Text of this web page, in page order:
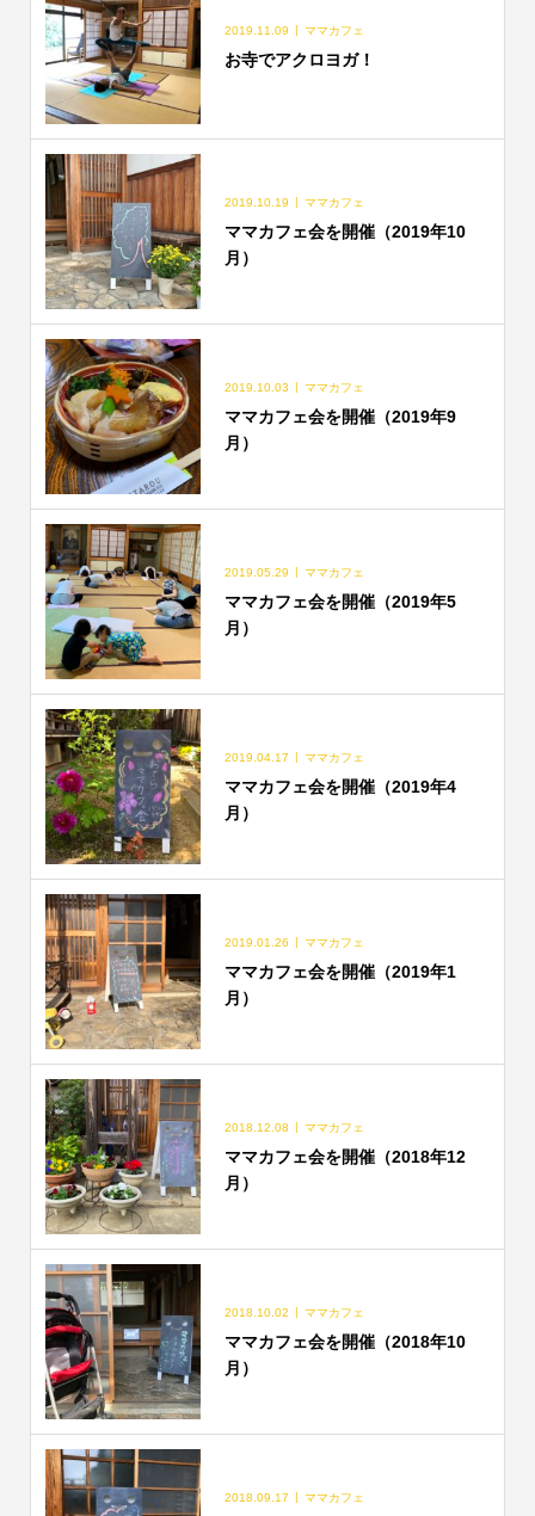
2019.11.09 ママカフェ
お寺でアクロヨガ！
2019.10.19 ママカフェ
ママカフェ会を開催（2019年10
月）
2019.10.03 ママカフェ
ママカフェ会を開催（2019年9
月）
2019.05.29 ママカフェ
ママカフェ会を開催（2019年5
月）
2019.04.17 ママカフェ
ママカフェ会を開催（2019年4
月）
2019.01.26 ママカフェ
ママカフェ会を開催（2019年1
月）
2018.12.08 ママカフェ
ママカフェ会を開催（2018年12
月）
2018.10.02 ママカフェ
ママカフェ会を開催（2018年10
月）
2018.09.17 ママカフェ